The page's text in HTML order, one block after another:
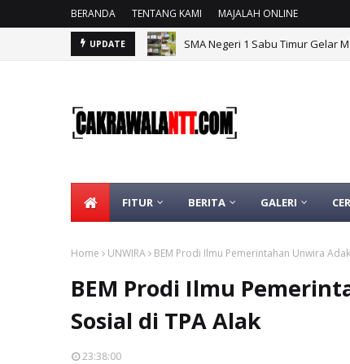
BERANDA TENTANG KAMI MAJALAH ONLINE
UPDATE SMA Negeri 1 Sabu Timur Gelar
FITUR BERITA GALERI
Home UNWIRA BEM Prodi Ilmu Pemerintahan Unwira
BEM Prodi Ilmu
Sosial di TPA Alak
23:38:00